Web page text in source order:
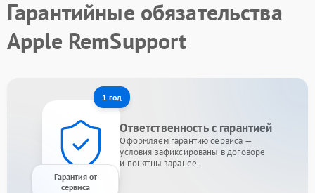
Гарантийные обязательства
Apple RemSupport
1 год
Гарантия от
сервиса
Ответственность с гарантией
Оформляем гарантию сервиса —
условия зафиксированы в договоре
и понятны заранее.